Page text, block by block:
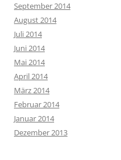
September 2014
August 2014
Juli 2014
Juni 2014
Mai 2014
April 2014
März 2014
Februar 2014
Januar 2014
Dezember 2013